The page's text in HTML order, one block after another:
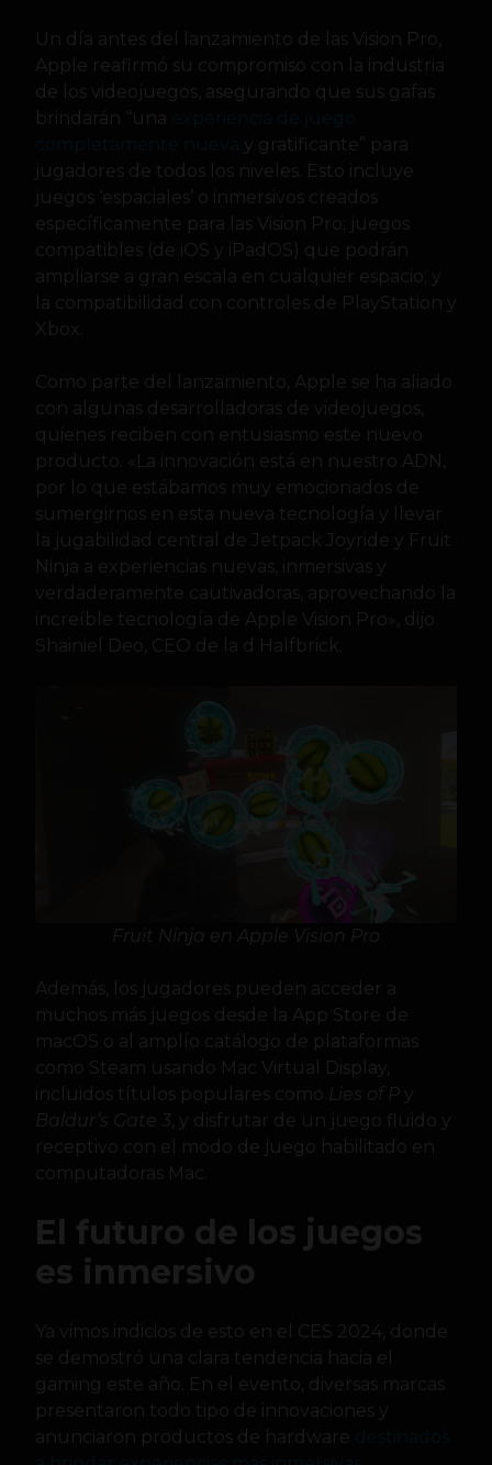
Un día antes del lanzamiento de las Vision Pro,
Apple reafirmó su compromiso con la industria
de los videojuegos, asegurando que sus gafas
brindarán “una
y gratificante” para
jugadores de todos los niveles. Esto incluye
juegos ‘espaciales’ o inmersivos creados
específicamente para las Vision Pro; juegos
compatibles (de iOS y iPadOS) que podrán
ampliarse a gran escala en cualquier espacio; y
la compatibilidad con controles de PlayStation y
Xbox.
Como parte del lanzamiento, Apple se ha aliado
con algunas desarrolladoras de videojuegos,
quienes reciben con entusiasmo este nuevo
producto. «La innovación está en nuestro ADN,
por lo que estábamos muy emocionados de
sumergirnos en esta nueva tecnología y llevar
la jugabilidad central de Jetpack Joyride y Fruit
Ninja a experiencias nuevas, inmersivas y
verdaderamente cautivadoras, aprovechando la
increíble tecnología de Apple Vision Pro», dijo
Shainiel Deo, CEO de la d Halfbrick.
Fruit Ninja en Apple Vision Pro
Además, los jugadores pueden acceder a
muchos más juegos desde la App Store de
macOS o al amplío catálogo de plataformas
como Steam usando Mac Virtual Display,
incluidos títulos populares como
Lies of P y
Baldur’s Gate 3 , y disfrutar de un juego fluido y
receptivo con el modo de juego habilitado en
computadoras Mac.
El futuro de los juegos
es inmersivo
Ya vimos indicios de esto en el CES 2024, donde
se demostró una clara tendencia hacia el
gaming este año. En el evento, diversas marcas
presentaron todo tipo de innovaciones y
anunciaron productos de hardware